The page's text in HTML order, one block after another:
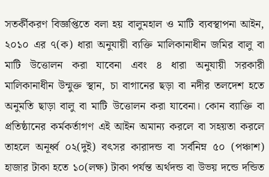
সতর্কীকরণ বিজ্ঞপ্তিতে বলা হয় বালুমহাল ও মাটি ব্যবস্থাপনা আইন,
২০১০ এর ৭(ক) ধারা অনুযায়ী ব্যক্তি মালিকানাধীন জমির বালু বা
মাটি উত্তোলন করা যাবেনা এবং ৪ ধারা অনুযায়ী সরকারী
মালিকানাধীন উন্মুক্ত স্থান, চা বাগানের ছড়া বা নদীর তলদেশ হতে
অনুমতি ছাড়া বালু বা মাটি উত্তোলন করা যাবেনা। কোন ব্যাক্তি বা
প্রতিষ্ঠানের কর্মকর্তাগণ এই আইন অমান্য করলে বা সহয়তা করলে
তাহলে অনূর্ধ্ব ০২(দুই) বৎসর কারাদন্ড বা সর্বনিম্ন ৫০ (পঞ্চাশ)
হাজার টাকা হতে ১০(লক্ষ) টাকা পর্যন্ত অর্থদন্ড বা উভয় দন্ডে দন্ডিত